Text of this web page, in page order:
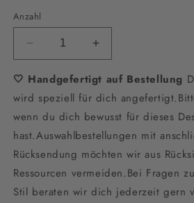
Anzahl
Verringere
die
Menge
für
Brautohrringe
mit
peachfarbigen
facettierten
und
Edelstahlstecker-
Erhöhe
die
Menge
für
Brautohrringe
mit
peachfarbigen
facettierten
Perlen
und
Edelstahlstecker-
🤍 Handgefertigt auf Bestellung
wird speziell für dich
wenn du dich bewusst für dieses
hast.Auswahlbestellungen mit
Rücksendung möchten wir aus
Ressourcen vermeiden.Bei Fragen
Stil beraten wir dich jederzeit gern